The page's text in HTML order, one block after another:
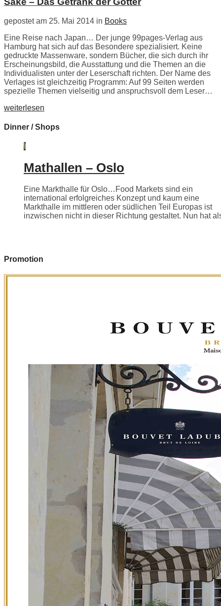
gepostet am 25. Mai 2014 in Books
Eine Reise nach Japan… Der junge 99pages-Verlag aus
Hamburg hat sich auf das Besondere spezialisiert. Keine
gedruckte Massenware, sondern Bücher, die sich durch ihr
Erscheinungsbild, die Ausstattung und die Themen an die
Individualisten unter der Leserschaft richten. Der Name des
Verlages ist gleichzeitig Programm: Auf 99 Seiten werden
spezielle Themen vielseitig und anspruchsvoll dem Leser…
weiterlesen
Dinner / Shops
Mathallen – Oslo
Eine Markthalle für Oslo…Food Markets sind ein
international erfolgreiches Konzept und kaum eine
Markthalle im mittleren oder südlichen Teil Europas ist
inzwischen nicht in dieser Richtung gestaltet. Nun hat
Promotion